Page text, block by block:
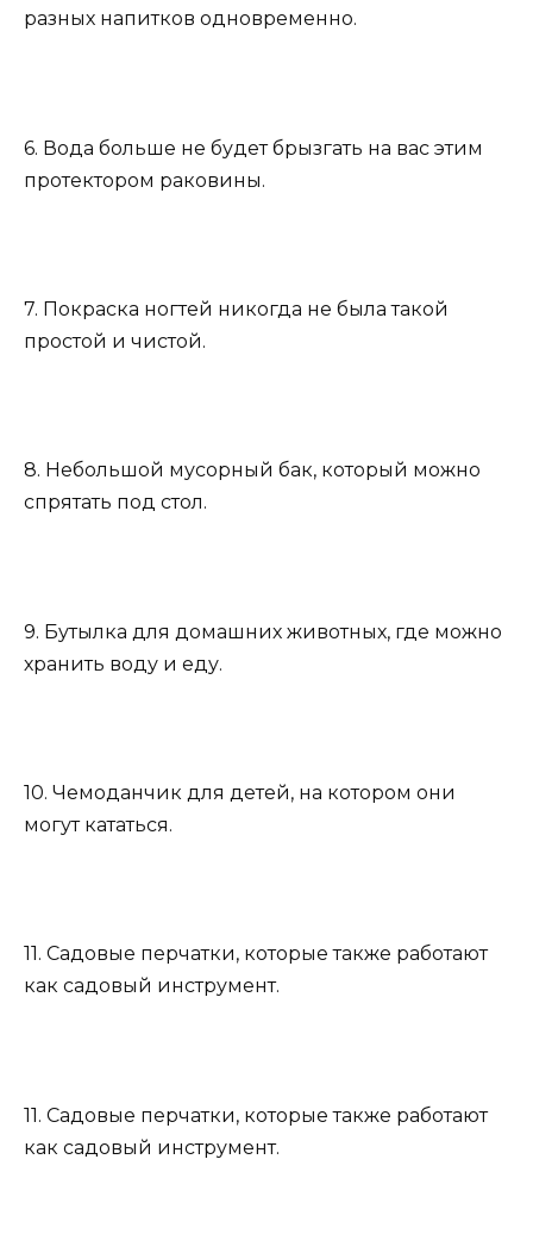
разных напитков одновременно.
6. Вода больше не будет брызгать на вас этим
протектором раковины.
7. Покраска ногтей никогда не была такой
простой и чистой.
8. Небольшой мусорный бак, который можно
спрятать под стол.
9. Бутылка для домашних животных, где можно
хранить воду и еду.
10. Чемоданчик для детей, на котором они
могут кататься.
11. Садовые перчатки, которые также работают
как садовый инструмент.
11. Садовые перчатки, которые также работают
как садовый инструмент.